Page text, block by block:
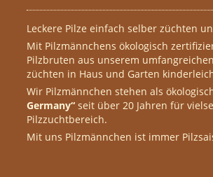
Leckere Pilze einfach selber züchten
Mit Pilzmännchens ökologisch
Pilzbruten aus unserem
züchten in Haus und Garten
Wir Pilzmännchen stehen als
Germany“ seit über 20 Jahren für
Pilzzuchtbereich.
Mit uns Pilzmännchen ist immer